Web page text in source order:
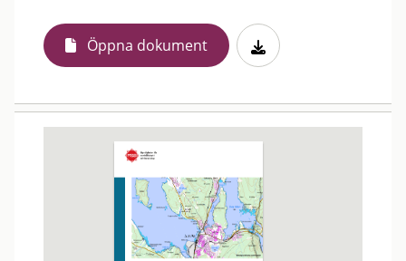
Öppna dokument